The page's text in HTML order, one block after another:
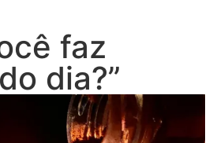
faz
dia?”